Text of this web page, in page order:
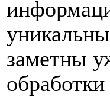
заметны